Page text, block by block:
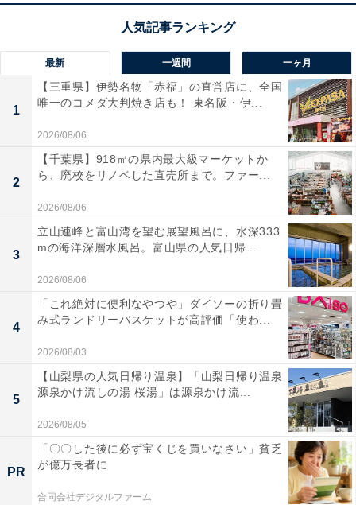
最新 一週間 一ヶ月
1
【三重県】伊勢名物「赤福」の直営店に、全国
唯一のコメダ大判焼き店も！ 東名阪・伊...
2026/08/06
2
【千葉県】918㎡の県内最大級マーケットか
ら、廃校をリノベした直売所まで。ファー...
2026/08/06
3
立山連峰と富山湾を望む展望風呂に、水深333
mの海洋深層水風呂。富山県の人気日帰...
2026/08/06
4
「これ絶対に便利なやつや」ダイソーの折り畳
み式ランドリーバスケットが高評価「使わ...
2026/08/03
5
【山梨県の人気日帰り温泉】「山梨日帰り温泉
源泉かけ流しの湯 桜湯」は源泉かけ流...
2026/08/05
PR
「〇〇した後に必ず宝くじを買いなさい」貧乏
が億万長者に
合同会社デジタルファーム